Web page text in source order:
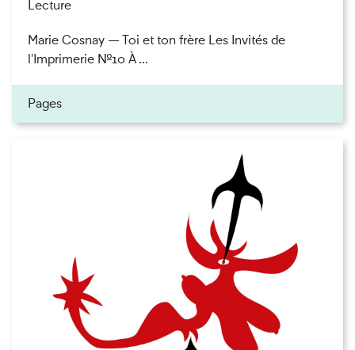
Lecture
Marie Cosnay — Toi et ton frère Les Invités de
l'Imprimerie n°10 À ...
Pages